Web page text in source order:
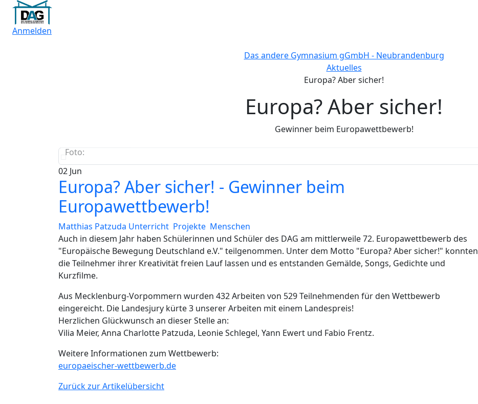
Anmelden
Europa? Aber sicher!
Gewinner beim Europawettbewerb!
Das andere Gymnasium gGmbH - Neubrandenburg
Aktuelles
Europa? Aber sicher!
Foto:
02 Jun
Europa? Aber sicher! - Gewinner beim
Europawettbewerb!
Matthias Patzuda Unterricht Projekte Menschen
Auch in diesem Jahr haben Schülerinnen und Schüler des DAG am mittlerweile 72. Europawettbewerb des
"Europäische Bewegung Deutschland e.V." teilgenommen. Unter dem Motto "Europa? Aber sicher!" konnten
die Teilnehmer ihrer Kreativität freien Lauf lassen und es entstanden Gemälde, Songs, Gedichte und
Kurzfilme.
Aus Mecklenburg-Vorpommern wurden 432 Arbeiten von 529 Teilnehmenden für den Wettbewerb
eingereicht. Die Landesjury kürte 3 unserer Arbeiten mit einem Landespreis!
Herzlichen Glückwunsch an dieser Stelle an:
Vilia Meier, Anna Charlotte Patzuda, Leonie Schlegel, Yann Ewert und Fabio Frentz.
Weitere Informationen zum Wettbewerb:
europaeischer-wettbewerb.de
Zurück zur Artikelübersicht